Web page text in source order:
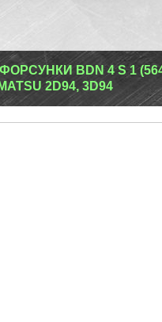
BDN 4 S 1
2D94, 3D94